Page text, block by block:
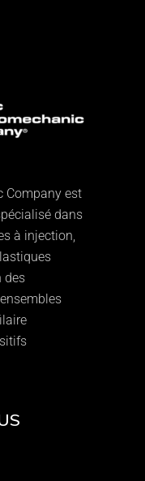
Company est
dans
à injection,
des